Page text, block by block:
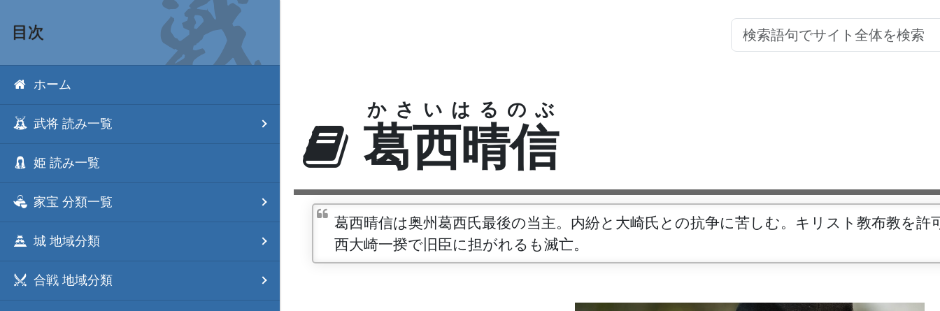
目次
ホーム
武将 読み一覧
姫 読み一覧
家宝 分類一覧
城 地域分類
合戦 地域分類
葛西晴信
かさいはるのぶ
葛西晴信は奥州葛西氏最後の当主。内紛と大崎氏との抗争に苦しむ。キリスト教布教を許
西大崎一揆で旧臣に担がれるも滅亡。